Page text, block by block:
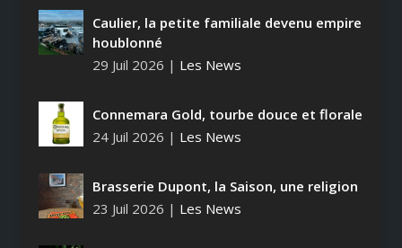
Caulier, la petite familiale devenu empire
houblonné
29 Juil 2026 | Les News
Connemara Gold, tourbe douce et florale
24 Juil 2026 | Les News
Brasserie Dupont, la Saison, une religion
23 Juil 2026 | Les News